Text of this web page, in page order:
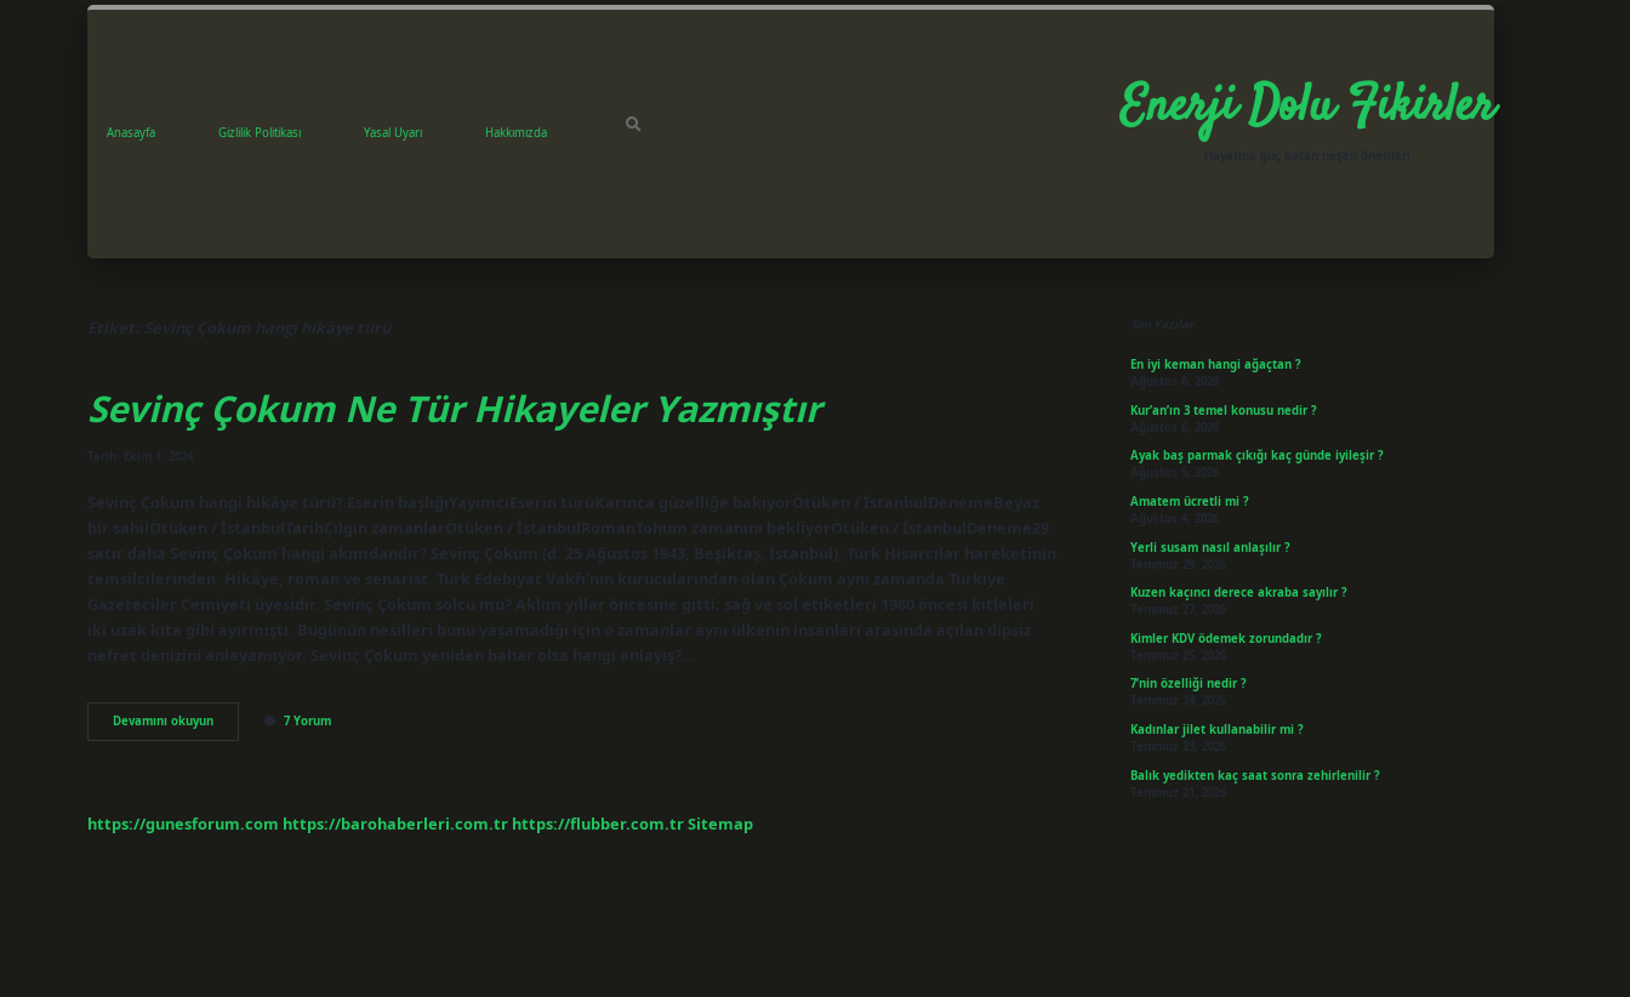
Anasayfa Gizlilik Politikası Yasal Uyarı Hakkımızda Enerji Dolu Fikirler
Etiket: Sevinç Çokum hangi hikâye türü
Sevinç Çokum Ne Tür Hikayeler Yazmıştır
Tarih: Ekim 1, 2024
Sevinç Çokum hangi hikâye türü? Eserin başlığıYayımcıEserin türüKarınca güzelliğe bakıyorÖtüken / İstanbulDenemeBeyaz
bir sahilÖtüken / İstanbulTarihÇılgın zamanlarÖtüken / İstanbulRomanTohum zamanını bekliyorÖtüken / İstanbulDeneme29
satır daha Sevinç Çokum hangi akımdandır? Sevinç Çokum (d. 25 Ağustos 1943, Beşiktaş, İstanbul), Türk Hisarcılar hareketinin
temsilcilerinden. Hikâye, roman ve senarist. Türk Edebiyat Vakfı’nın kurucularından olan Çokum aynı zamanda Türkiye
Gazeteciler Cemiyeti üyesidir. Sevinç Çokum solcu mu? Aklım yıllar öncesine gitti; sağ ve sol etiketleri 1980 öncesi kitleleri
iki uzak kıta gibi ayırmıştı. Bugünün nesilleri bunu yaşamadığı için o zamanlar aynı ülkenin insanları arasında açılan dipsiz
nefret denizini anlayamıyor. Sevinç Çokum yeniden bahar olsa hangi anlayış?…
Devamını okuyunSevinç
Çokum
7 Yorum
https://gunesforum.com https://barohaberleri.com.tr https://flubber.com.trSitemap
Son Yazılar
En iyi keman hangi ağaçtan ?
Ağustos 6, 2026
Kur’an’ın 3 temel konusu nedir ?
Ağustos 6, 2026
Ayak baş parmak çıkığı kaç günde iyileşir ?
Ağustos 5, 2026
Amatem ücretli mi ?
Ağustos 4, 2026
Yerli susam nasıl anlaşılır ?
Temmuz 29, 2026
Kuzen kaçıncı derece akraba sayılır ?
Temmuz 27, 2026
Kimler KDV ödemek zorundadır ?
Temmuz 25, 2026
7’nin özelliği nedir ?
Temmuz 24, 2026
Kadınlar jilet kullanabilir mi ?
Temmuz 23, 2026
Balık yedikten kaç saat sonra zehirlenilir ?
Temmuz 21, 2026